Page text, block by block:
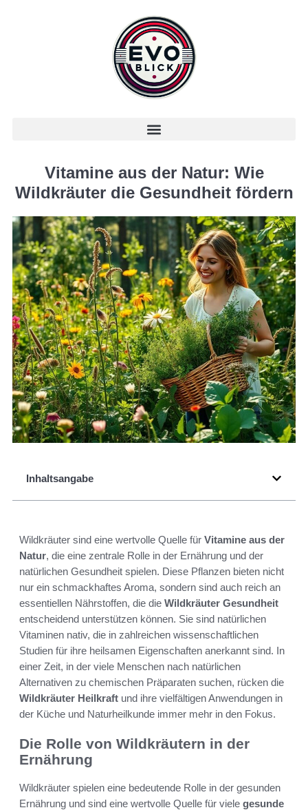
Vitamine aus der Natur: Wie
Wildkräuter die Gesundheit fördern
Inhaltsangabe
Wildkräuter sind eine wertvolle Quelle für Vitamine aus der
Natur, die eine zentrale Rolle in der Ernährung und der
natürlichen Gesundheit spielen. Diese Pflanzen bieten nicht
nur ein schmackhaftes Aroma, sondern sind auch reich an
essentiellen Nährstoffen, die die Wildkräuter Gesundheit
entscheidend unterstützen können. Sie sind natürlichen
Vitaminen nativ, die in zahlreichen wissenschaftlichen
Studien für ihre heilsamen Eigenschaften anerkannt sind. In
einer Zeit, in der viele Menschen nach natürlichen
Alternativen zu chemischen Präparaten suchen, rücken die
Wildkräuter Heilkraft und ihre vielfältigen Anwendungen in
der Küche und Naturheilkunde immer mehr in den Fokus.
Die Rolle von Wildkräutern in der
Ernährung
Wildkräuter spielen eine bedeutende Rolle in der gesunden
Ernährung und sind eine wertvolle Quelle für viele gesunde